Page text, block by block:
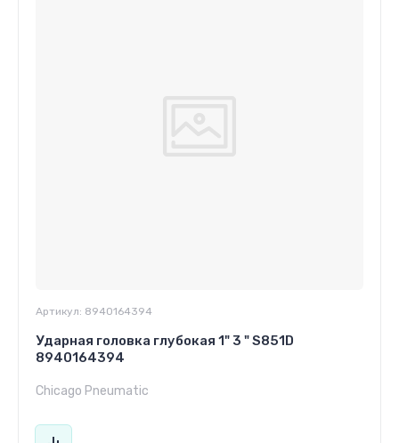
Артикул: 8940164394
Ударная головка глубокая 1" 3 " S851D
8940164394
Chicago Pneumatic